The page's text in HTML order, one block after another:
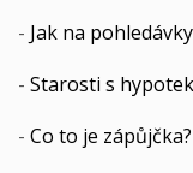
- Jak na
- Starosti s
- Co to je zápůjčka?